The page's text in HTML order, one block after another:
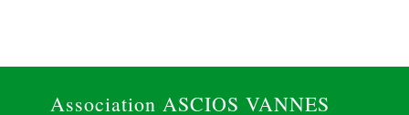
Association ASCIOS VANNES